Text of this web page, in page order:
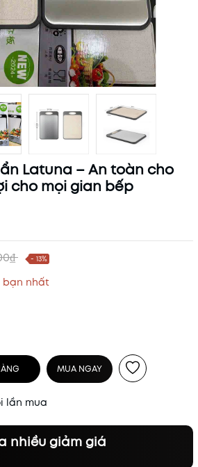
Latuna – An toàn cho
cho mọi gian bếp
- 13%
bạn nhất
MUA NGAY
lần mua
nhiều giảm giá